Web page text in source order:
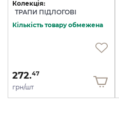
Колекція:
ТРАПИ ПІДЛОГОВІ
Кількість товару обмежена
272.47
грн/шт